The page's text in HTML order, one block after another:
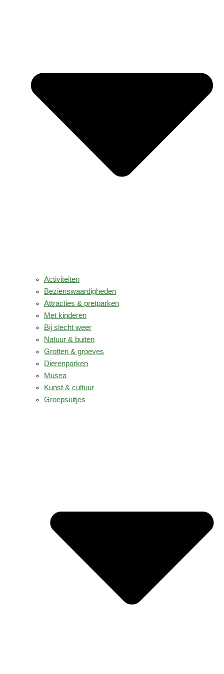
Activiteiten
Bezienswaardigheden
Attracties & pretparken
Met kinderen
Bij slecht weer
Natuur & buiten
Grotten & groeves
Dierenparken
Musea
Kunst & cultuur
Groepsuitjes